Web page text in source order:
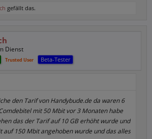
gefällt das.
Dienst
Trusted User Beta-Tester
den Tarif von Handybude.de da waren 6
mit 50 Mbit vor 3 Monaten habe
das der Tarif auf 10 GB erhöht wurde und
auf 150 Mbit angehoben wurde und das alles